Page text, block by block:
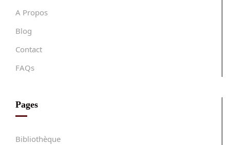
A Propos
Blog
Contact
FAQs
Pages
Bibliothèque